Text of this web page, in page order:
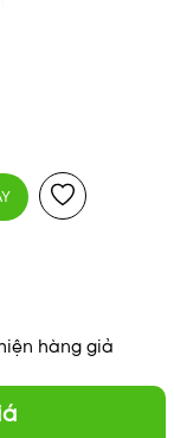
hàng giả